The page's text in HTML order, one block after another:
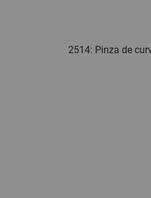
2514: Pinza de